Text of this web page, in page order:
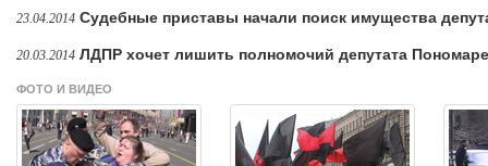
23.04.2014 Судебные приставы начали поиск имущества
20.03.2014 ЛДПР хочет лишить полномочий депутата
ФОТО И ВИДЕО